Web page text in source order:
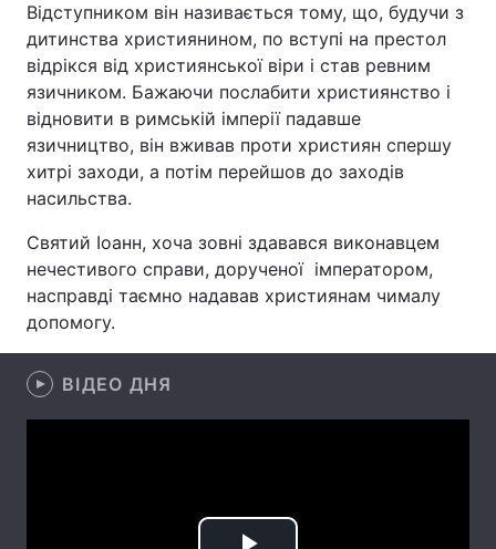
Головна Війна
Україна Політика
Економіка Світ
Спорт
Лайт
Зброя Інциденти
Здоров'я Туризм
Відступником він називається тому, що, будучи з
дитинства християнином, по вступі на престол
відрікся від християнської віри і став ревним
язичником. Бажаючи послабити християнство і
відновити в римській імперії падавше
язичництво, він вживав проти християн спершу
хитрі заходи, а потім перейшов до заходів
насильства.
Святий Іоанн, хоча зовні здавався виконавцем
нечестивого справи, дорученої імператором,
насправді таємно надавав християнам чималу
допомогу.
ВІДЕО ДНЯ